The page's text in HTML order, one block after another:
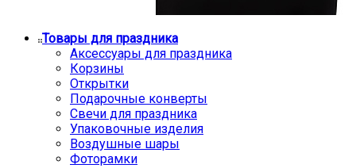
Товары для праздника
Аксессуары для праздника
Корзины
Открытки
Подарочные конверты
Свечи для праздника
Упаковочные изделия
Воздушные шары
Фоторамки